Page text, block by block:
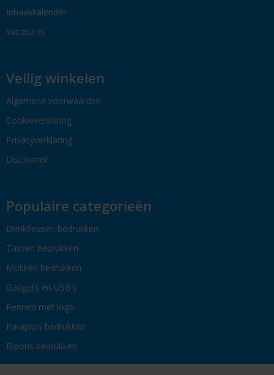
Inhaakkalender
Vacatures
Veilig winkelen
Algemene voorwaarden
Cookieverklaring
Privacyverklaring
Disclaimer
Populaire categorieën
Drinkflessen bedrukken
Tassen bedrukken
Mokken bedrukken
Gadgets en USB's
Pennen met logo
Paraplu's bedrukken
Bidons bedrukken